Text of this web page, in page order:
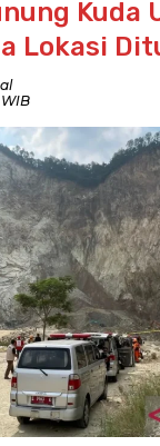
Kuda
Lokasi
WIB